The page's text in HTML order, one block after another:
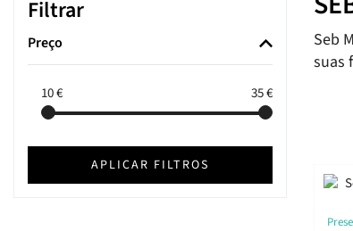
Filtrar
Preço
10€ 35€
APLICAR FILTROS
Seb
suas